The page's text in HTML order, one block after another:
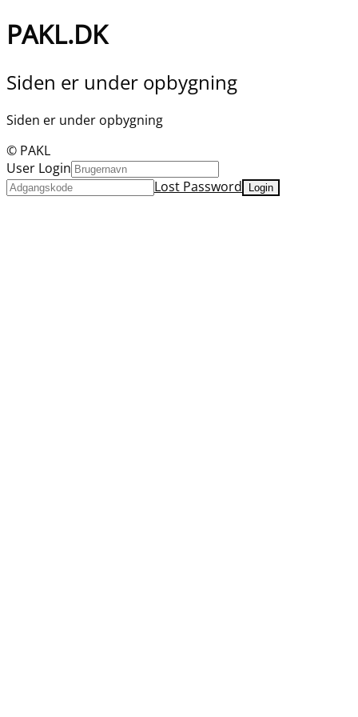
PAKL.DK
Siden er under opbygning
Siden er under opbygning
© PAKL
User Login
Lost Password